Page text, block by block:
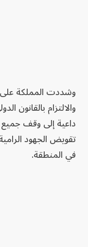
وشددت المملكة على
والالتزام بالقانون
داعية إلى وقف
تقويض الجهود
في المنطقة.